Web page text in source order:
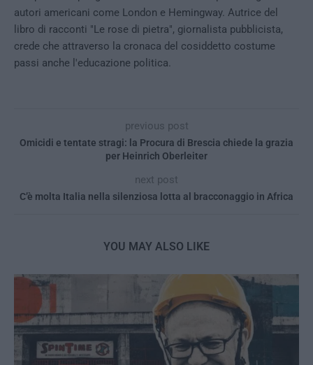
autori americani come London e Hemingway. Autrice del
libro di racconti "Le rose di pietra", giornalista pubblicista,
crede che attraverso la cronaca del cosiddetto costume
passi anche l'educazione politica.
previous post
Omicidi e tentate stragi: la Procura di Brescia chiede la grazia
per Heinrich Oberleiter
next post
C’è molta Italia nella silenziosa lotta al bracconaggio in Africa
YOU MAY ALSO LIKE